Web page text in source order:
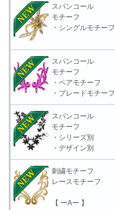
スパンコール
モチーフ
・シングルモチーフ
スパンコール
モチーフ
・ペアモチーフ
・ブレードモチーフ
スパンコール
モチーフ
・シリーズ別
・デザイン別
刺繍モチーフ
レースモチーフ
【 ーAー 】